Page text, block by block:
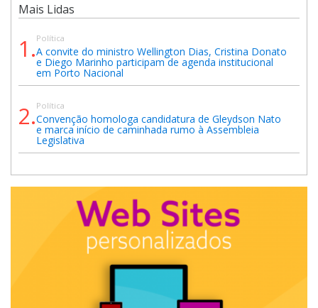
Mais Lidas
1. Política
A convite do ministro Wellington Dias, Cristina Donato
e Diego Marinho participam de agenda institucional
em Porto Nacional
2. Política
Convenção homologa candidatura de Gleydson Nato
e marca início de caminhada rumo à Assembleia
Legislativa